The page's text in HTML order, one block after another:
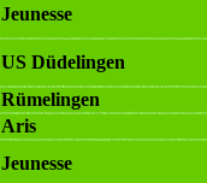
Jeunesse
US Düdelingen
Rümelingen
Aris
Jeunesse